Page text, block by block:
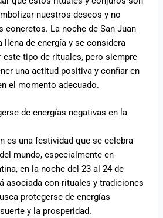
nuestros deseos y no
concretos. La noche de San Juan
llena de energía y se considera
este tipo de rituales, pero siempre
una actitud positiva y confiar en
el momento adecuado.
de energías negativas en la
es una festividad que se celebra
mundo, especialmente en
en la noche del 23 al 24 de
asociada con rituales y tradiciones
protegerse de energías
y la prosperidad.